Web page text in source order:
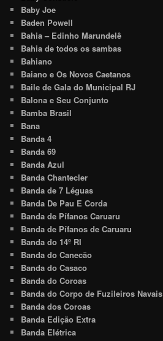
Baby Joe
Baden Powell
Bahia – Edinho Marundelê
Bahia de todos os sambas
Bahiano
Baiano e Os Novos Caetanos
Baile de Gala do Municipal RJ
Balona e Seu Conjunto
Bamba Brasil
Bana
Banda 4
Banda 69
Banda Azul
Banda Chantecler
Banda de 7 Léguas
Banda De Pau E Corda
Banda de Pífanos Caruaru
Banda de Pífanos de Caruaru
Banda do 14º RI
Banda do Canecão
Banda do Casaco
Banda do Coroas
Banda do Corpo de Fuzileiros Navais
Banda dos Coroas
Banda Edição Extra
Banda Elétrica